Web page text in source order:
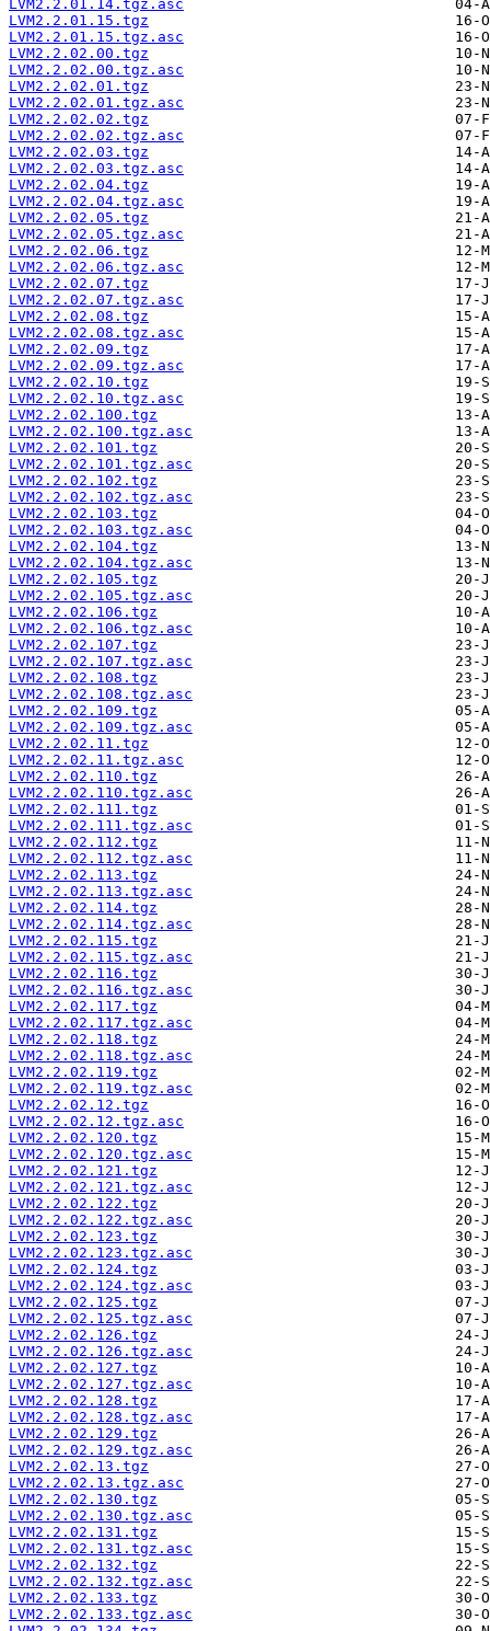
LVM2.2.01.14.tgz.asc
LVM2.2.01.15.tgz
LVM2.2.01.15.tgz.asc
LVM2.2.02.00.tgz
LVM2.2.02.00.tgz.asc
LVM2.2.02.01.tgz
LVM2.2.02.01.tgz.asc
LVM2.2.02.02.tgz
LVM2.2.02.02.tgz.asc
LVM2.2.02.03.tgz
LVM2.2.02.03.tgz.asc
LVM2.2.02.04.tgz
LVM2.2.02.04.tgz.asc
LVM2.2.02.05.tgz
LVM2.2.02.05.tgz.asc
LVM2.2.02.06.tgz
LVM2.2.02.06.tgz.asc
LVM2.2.02.07.tgz
LVM2.2.02.07.tgz.asc
LVM2.2.02.08.tgz
LVM2.2.02.08.tgz.asc
LVM2.2.02.09.tgz
LVM2.2.02.09.tgz.asc
LVM2.2.02.10.tgz
LVM2.2.02.10.tgz.asc
LVM2.2.02.100.tgz
LVM2.2.02.100.tgz.asc
LVM2.2.02.101.tgz
LVM2.2.02.101.tgz.asc
LVM2.2.02.102.tgz
LVM2.2.02.102.tgz.asc
LVM2.2.02.103.tgz
LVM2.2.02.103.tgz.asc
LVM2.2.02.104.tgz
LVM2.2.02.104.tgz.asc
LVM2.2.02.105.tgz
LVM2.2.02.105.tgz.asc
LVM2.2.02.106.tgz
LVM2.2.02.106.tgz.asc
LVM2.2.02.107.tgz
LVM2.2.02.107.tgz.asc
LVM2.2.02.108.tgz
LVM2.2.02.108.tgz.asc
LVM2.2.02.109.tgz
LVM2.2.02.109.tgz.asc
LVM2.2.02.11.tgz
LVM2.2.02.11.tgz.asc
LVM2.2.02.110.tgz
LVM2.2.02.110.tgz.asc
LVM2.2.02.111.tgz
LVM2.2.02.111.tgz.asc
LVM2.2.02.112.tgz
LVM2.2.02.112.tgz.asc
LVM2.2.02.113.tgz
LVM2.2.02.113.tgz.asc
LVM2.2.02.114.tgz
LVM2.2.02.114.tgz.asc
LVM2.2.02.115.tgz
LVM2.2.02.115.tgz.asc
LVM2.2.02.116.tgz
LVM2.2.02.116.tgz.asc
LVM2.2.02.117.tgz
LVM2.2.02.117.tgz.asc
LVM2.2.02.118.tgz
LVM2.2.02.118.tgz.asc
LVM2.2.02.119.tgz
LVM2.2.02.119.tgz.asc
LVM2.2.02.12.tgz
LVM2.2.02.12.tgz.asc
LVM2.2.02.120.tgz
LVM2.2.02.120.tgz.asc
LVM2.2.02.121.tgz
LVM2.2.02.121.tgz.asc
LVM2.2.02.122.tgz
LVM2.2.02.122.tgz.asc
LVM2.2.02.123.tgz
LVM2.2.02.123.tgz.asc
LVM2.2.02.124.tgz
LVM2.2.02.124.tgz.asc
LVM2.2.02.125.tgz
LVM2.2.02.125.tgz.asc
LVM2.2.02.126.tgz
LVM2.2.02.126.tgz.asc
LVM2.2.02.127.tgz
LVM2.2.02.127.tgz.asc
LVM2.2.02.128.tgz
LVM2.2.02.128.tgz.asc
LVM2.2.02.129.tgz
LVM2.2.02.129.tgz.asc
LVM2.2.02.13.tgz
LVM2.2.02.13.tgz.asc
LVM2.2.02.130.tgz
LVM2.2.02.130.tgz.asc
LVM2.2.02.131.tgz
LVM2.2.02.131.tgz.asc
LVM2.2.02.132.tgz
LVM2.2.02.132.tgz.asc
LVM2.2.02.133.tgz
LVM2.2.02.133.tgz.asc